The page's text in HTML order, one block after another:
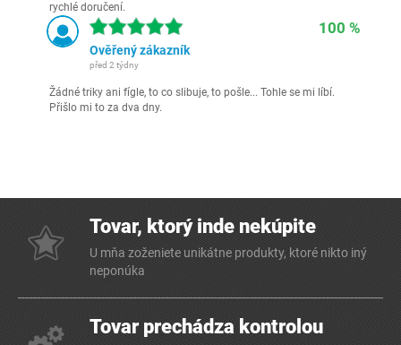
rychlé doručení.
100 %
Ověřený zákazník
před 2 týdny
Žádné triky ani fígle, to co slibuje, to pošle... Tohle se mi líbí.
Přišlo mi to za dva dny.
Tovar, ktorý inde nekúpite
U mňa zoženiete unikátne produkty, ktoré nikto iný
neponúka
Tovar prechádza kontrolou